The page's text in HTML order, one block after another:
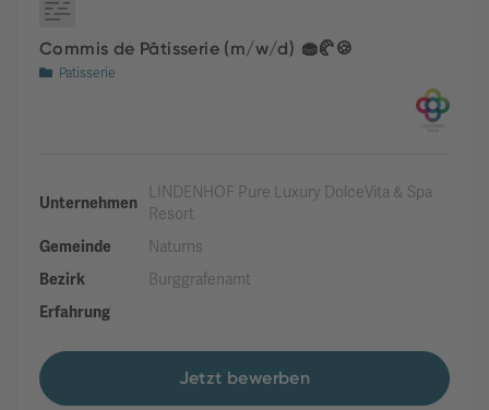
Commis de Pâtisserie (m/w/d) 🧁🥐🍪
Patisserie
Unternehmen
LINDENHOF Pure Luxury DolceVita & Spa
Resort
Gemeinde
Naturns
Bezirk
Burggrafenamt
Erfahrung
Jetzt bewerben